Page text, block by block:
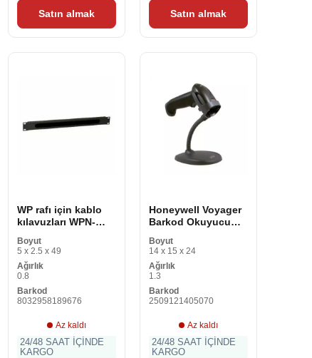
Satın almak Satın almak
WP rafı için kablo
kılavuzları WPN-
Boyut
5 x 2.5 x 49
Ağırlık
0.8
Barkod
8032958189676
Az kaldı
24/48 SAAT İÇİNDE
KARGO
Honeywell Voyager
Barkod Okuyucu
Boyut
14 x 15 x 24
Ağırlık
1.3
Barkod
2509121405070
Az kaldı
24/48 SAAT İÇİNDE
KARGO